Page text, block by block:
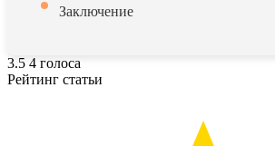
Заключение
3.5 4 голоса
Рейтинг статьи